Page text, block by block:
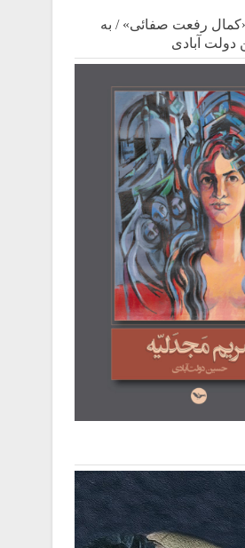
رفعت صفائی» / به
آبادی